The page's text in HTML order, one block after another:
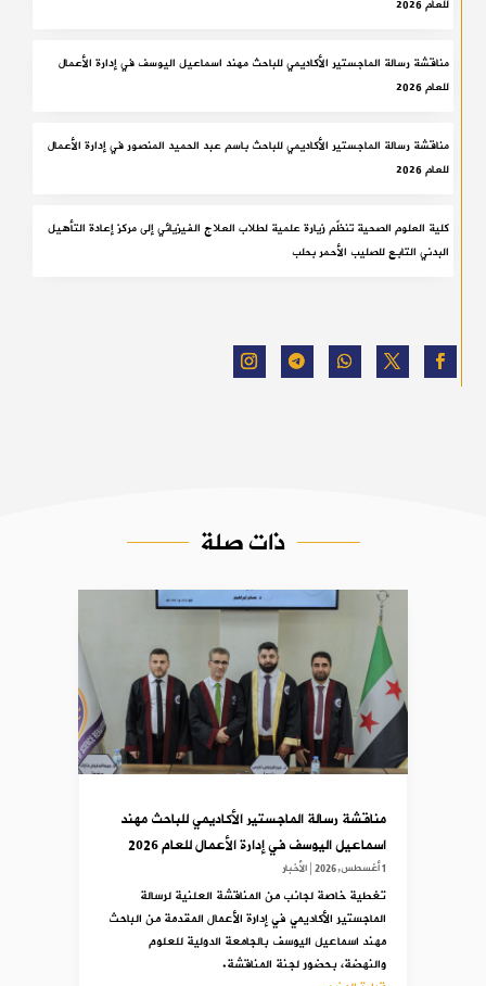
للعام 2026
مناقشة رسالة الماجستير الأكاديمي للباحث مهند اسماعيل اليوسف في إدارة الأعمال
للعام 2026
مناقشة رسالة الماجستير الأكاديمي للباحث باسم عبد الحميد المنصور في إدارة الأعمال
للعام 2026
كلية العلوم الصحية تنظّم زيارة علمية لطلاب العلاج الفيزيائي إلى مركز إعادة التأهيل
البدني التابع للصليب الأحمر بحلب
ذات صلة
مناقشة رسالة الماجستير الأكاديمي للباحث مهند
اسماعيل اليوسف في إدارة الأعمال للعام 2026
1 أغسطس,2026 |الأخبار
تغطية خاصة لجانب من المناقشة العلنية لرسالة
الماجستير الأكاديمي في إدارة الأعمال المقدمة من الباحث
مهند اسماعيل اليوسف بالجامعة الدولية للعلوم
والنهضة، بحضور لجنة المناقشة.